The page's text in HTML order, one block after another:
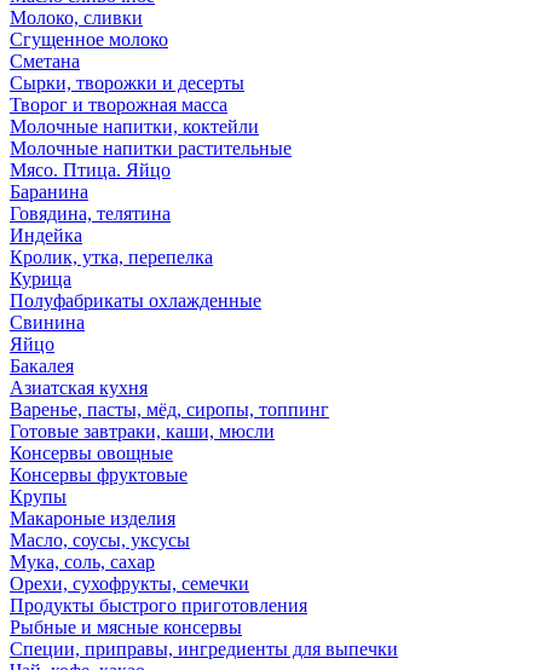
Молоко, сливки
Сгущенное молоко
Сметана
Сырки, творожки и десерты
Творог и творожная масса
Молочные напитки, коктейли
Молочные напитки растительные
Мясо. Птица. Яйцо
Баранина
Говядина, телятина
Индейка
Кролик, утка, перепелка
Курица
Полуфабрикаты охлажденные
Свинина
Яйцо
Бакалея
Азиатская кухня
Варенье, пасты, мёд, сиропы, топпинг
Готовые завтраки, каши, мюсли
Консервы овощные
Консервы фруктовые
Крупы
Макароные изделия
Масло, соусы, уксусы
Мука, соль, сахар
Орехи, сухофрукты, семечки
Продукты быстрого приготовления
Рыбные и мясные консервы
Специи, приправы, ингредиенты для выпечки